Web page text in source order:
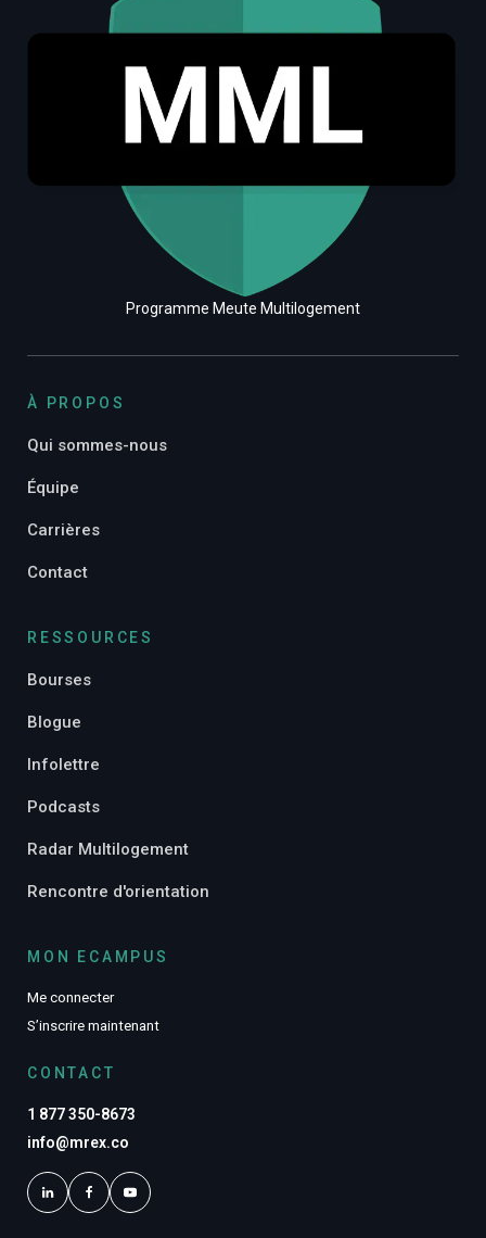
Programme Meute Multilogement
À PROPOS
Qui sommes-nous
Équipe
Carrières
Contact
RESSOURCES
Bourses
Blogue
Infolettre
Podcasts
Radar Multilogement
Rencontre d'orientation
MON ECAMPUS
Me connecter
S’inscrire maintenant
CONTACT
1 877 350-8673
info@mrex.co